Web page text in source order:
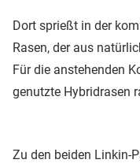
Dort sprießt in der
Rasen, der aus
Für die anstehenden
genutzte Hybridrasen
Zu den beiden Linkin-